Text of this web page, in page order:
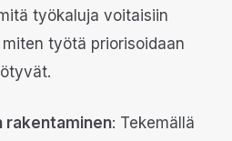
työkaluja voitaisiin
työtä priorisoidaan
rakentaminen: Tekemällä